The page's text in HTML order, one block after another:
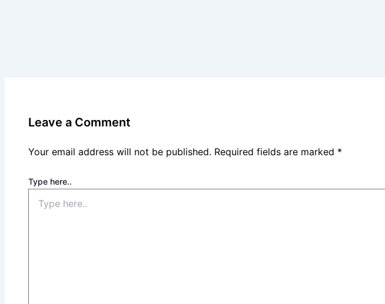
Leave a Comment
Your email address will not be published. Required fields are marked *
Type here..